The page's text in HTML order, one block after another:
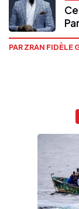
PAR ZRAN FIDÈLE